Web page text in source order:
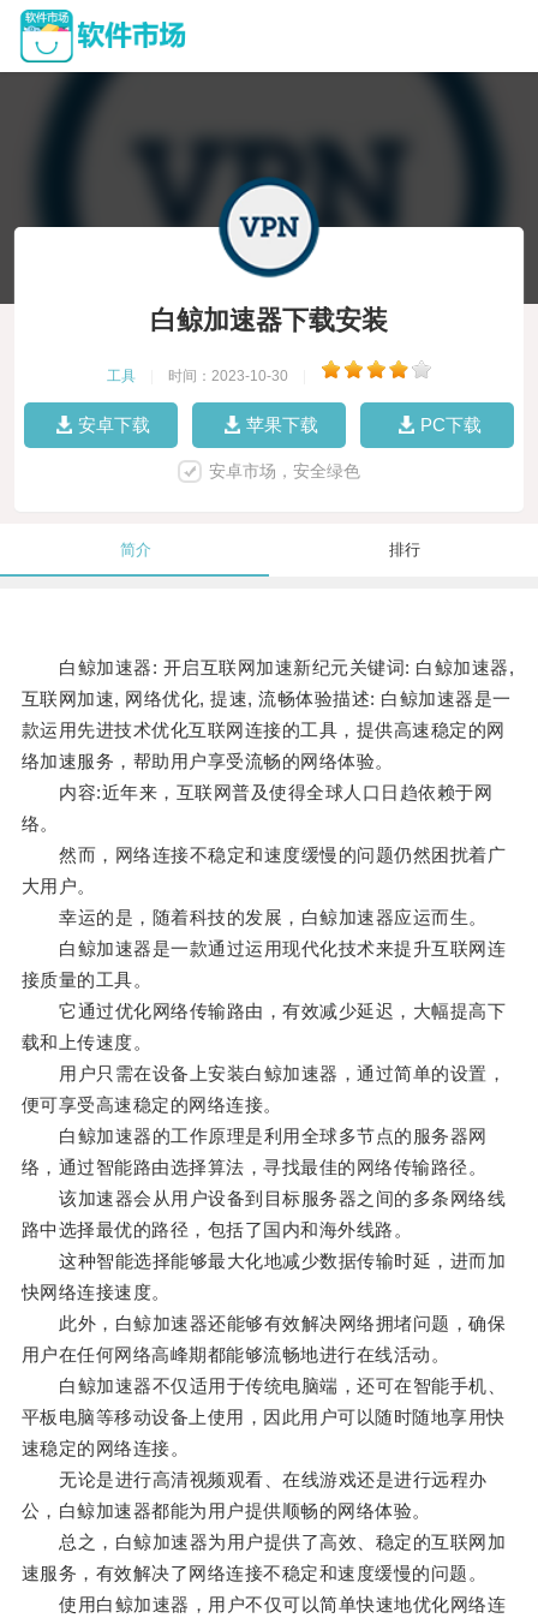
白鲸加速器下载安装
工具 时间：2023-10-30
安卓下载 苹果下载 PC下载
安卓市场，安全绿色
简介 排行
白鲸加速器: 开启互联网加速新纪元关键词: 白鲸加速器,
互联网加速, 网络优化, 提速, 流畅体验描述: 白鲸加速器是一
款运用先进技术优化互联网连接的工具，提供高速稳定的网
络加速服务，帮助用户享受流畅的网络体验。
内容:近年来，互联网普及使得全球人口日趋依赖于网
络。
然而，网络连接不稳定和速度缓慢的问题仍然困扰着广
大用户。
幸运的是，随着科技的发展，白鲸加速器应运而生。
白鲸加速器是一款通过运用现代化技术来提升互联网连
接质量的工具。
它通过优化网络传输路由，有效减少延迟，大幅提高下
载和上传速度。
用户只需在设备上安装白鲸加速器，通过简单的设置，
便可享受高速稳定的网络连接。
白鲸加速器的工作原理是利用全球多节点的服务器网
络，通过智能路由选择算法，寻找最佳的网络传输路径。
该加速器会从用户设备到目标服务器之间的多条网络线
路中选择最优的路径，包括了国内和海外线路。
这种智能选择能够最大化地减少数据传输时延，进而加
快网络连接速度。
此外，白鲸加速器还能够有效解决网络拥堵问题，确保
用户在任何网络高峰期都能够流畅地进行在线活动。
白鲸加速器不仅适用于传统电脑端，还可在智能手机、
平板电脑等移动设备上使用，因此用户可以随时随地享用快
速稳定的网络连接。
无论是进行高清视频观看、在线游戏还是进行远程办
公，白鲸加速器都能为用户提供顺畅的网络体验。
总之，白鲸加速器为用户提供了高效、稳定的互联网加
速服务，有效解决了网络连接不稳定和速度缓慢的问题。
使用白鲸加速器，用户不仅可以简单快速地优化网络连